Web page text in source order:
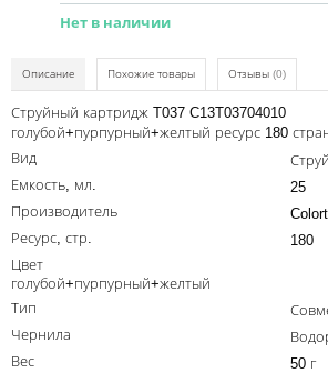
IBM
Kodak
Konica Minolta
Lexmark
Samsung
Нет в наличии
Описание Похожие товары Отзывы (0)
Струйный картридж T037 C13T03704010
голубой+пурпурный+желтый ресурс 180
Вид
Емкость, мл.
25
Производитель
Ресурс, стр.
180
Цвет
голубой+пурпурный+желтый
Тип
Чернила
Вес
50 г